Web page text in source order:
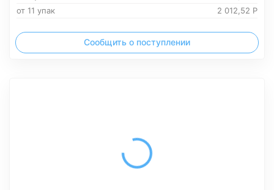
от 11 упак
2 012,52 Р
Сообщить о поступлении